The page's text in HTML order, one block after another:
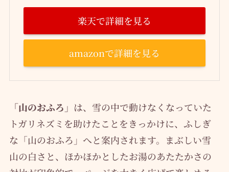
楽天で詳細を見る
amazonで詳細を見る
「山のおふろ」 は、雪の中で動けなくなっていた
トガリネズミを助けたことをきっかけに、ふしぎ
な「山のおふろ」へと案内されます。まぶしい雪
山の白さと、ほかほかとしたお湯のあたたかさの